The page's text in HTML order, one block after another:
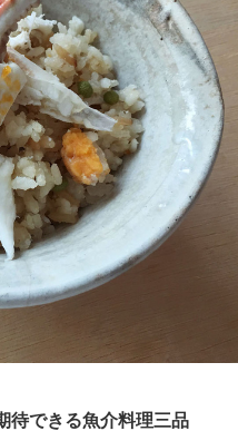
待できる魚介料理三品